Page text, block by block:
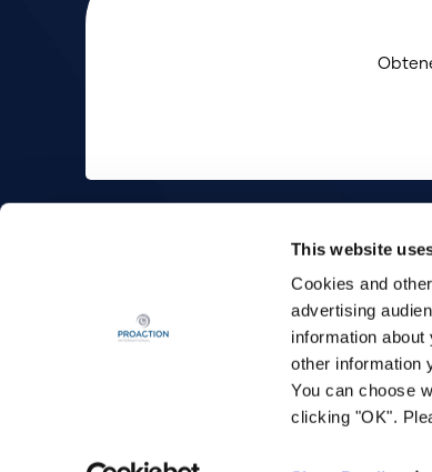
This website
Cookies and
advertising
information
other information
You can choose
clicking "OK".
Sélectionnez votre langue :
UTrakk_DMeS